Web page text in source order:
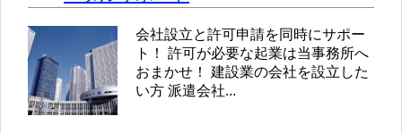
会社設立と許可申請を同時にサポー
ト！ 許可が必要な起業は当事務所へ
おまかせ！ 建設業の会社を設立した
い方 派遣会社...